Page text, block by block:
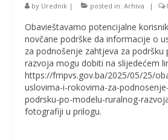
by Urednik | posted in: Arhiva |
Obavieštavamo potencijalne
novčane podrške da informacije o
za podnošenje zahtjeva za
razvoja mogu dobiti na slijedećem
https://fmpvs.gov.ba/2025/05/25/
uslovima-i-rokovima-za-
podrsku-po-modelu-ruralnog-
fotografiji u prilogu.